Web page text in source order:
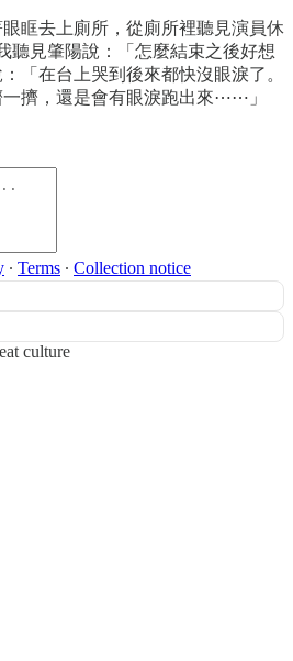
眶去上廁所，從廁所裡聽見演員休
聽見肇陽說：「怎麼結束之後好想
「在台上哭到後來都快沒眼淚了。
擠，還是會有眼淚跑出來⋯⋯」
∙ Terms ∙ Collection notice
culture